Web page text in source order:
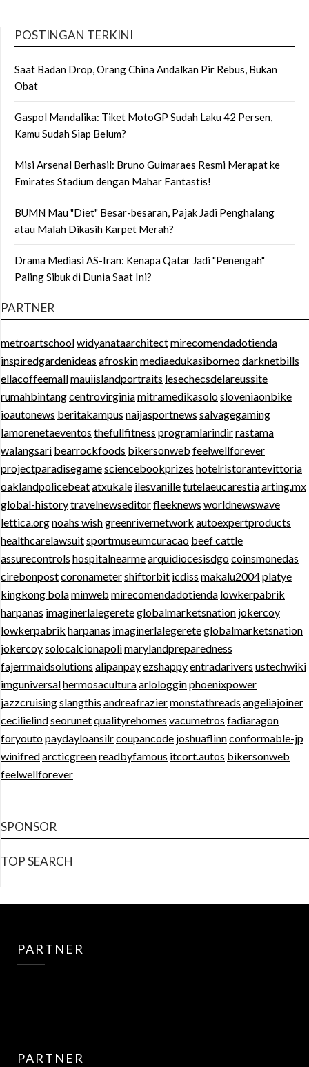
POSTINGAN TERKINI
Saat Badan Drop, Orang China Andalkan Pir Rebus, Bukan
Obat
Gaspol Mandalika: Tiket MotoGP Sudah Laku 42 Persen,
Kamu Sudah Siap Belum?
Misi Arsenal Berhasil: Bruno Guimaraes Resmi Merapat ke
Emirates Stadium dengan Mahar Fantastis!
BUMN Mau "Diet" Besar-besaran, Pajak Jadi Penghalang
atau Malah Dikasih Karpet Merah?
Drama Mediasi AS-Iran: Kenapa Qatar Jadi "Penengah"
Paling Sibuk di Dunia Saat Ini?
PARTNER
metroartschoolwidyanataarchitectmirecomendadotienda
inspiredgardenideas afroskinmediaedukasiborneodarknetbills
ellacoffeemallmauiislandportraits lesechecsdelareussite
rumahbintangcentrovirginiamitramedikasolosloveniaonbike
ioautonews beritakampus naijasportnews salvagegaming
lamorenetaeventos thefullfitness programlarindirrastama
walangsari bearrockfoods bikersonweb feelwellforever
projectparadisegamesciencebookprizes hotelristorantevittoria
oaklandpolicebeatatxukale ilesvanilletutelaeucarestiaarting.mx
global-historytravelnewseditorfleeknews worldnewswave
lettica.orgnoahs wishgreenrivernetwork autoexpertproducts
healthcarelawsuitsportmuseumcuracao beef cattle
assurecontrols hospitalnearmearquidiocesisdgocoinsmonedas
cirebonpostcoronametershiftorbit icdiss makalu2004platye
kingkong bolaminweb mirecomendadotienda lowkerpabrik
harpanas imaginerlalegereteglobalmarketsnation jokercoy
lowkerpabrik harpanas imaginerlalegereteglobalmarketsnation
jokercoysolocalcionapolimarylandpreparedness
fajerrmaidsolutions alipanpayezshappyentradarivers ustechwiki
imguniversalhermosaculturaarlologginphoenixpower
jazzcruisingslangthis andreafraziermonstathreads angeliajoiner
cecilielindseorunetqualityrehomes vacumetros fadiaragon
foryoutopaydayloansilrcoupancode joshuaflinnconformable-jp
winifredarcticgreenreadbyfamous itcort.autos bikersonweb
feelwellforever
SPONSOR
TOP SEARCH
PARTNER
PARTNER